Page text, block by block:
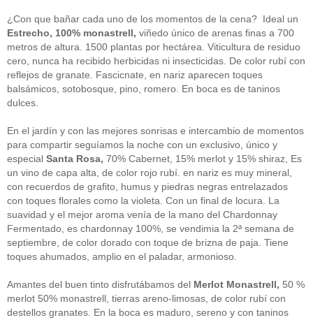
Guipuzcoa
(2)
(1)
Joan Roca(2)
libros (2)
Madrid(4)
mejores-productos (3)
México(1)
Murcia
quesos(3)
Restaurantes
rutas de tapas
(2)
Setas(1)
Sin categoría(348)
solidaridad(1)
tapas (2)
" ALT="RSS" /> SUSCRÍBETE
RSS - Entradas
ADMINISTRAR
Acceder
¿Con que bañar cada uno de los momentos de la cena? Ideal un
Estrecho, 100% monastrell, viñedo único de arenas finas a 700
metros de altura. 1500 plantas por hectárea. Viticultura de residuo
cero, nunca ha recibido herbicidas ni insecticidas. De color rubí con
reflejos de granate. Fascicnate, en nariz aparecen toques
balsámicos, sotobosque, pino, romero. En boca es de taninos
dulces.
En el jardín y con las mejores sonrisas e intercambio de momentos
para compartir seguíamos la noche con un exclusivo, único y
especial Santa Rosa, 70% Cabernet, 15% merlot y 15% shiraz, Es
un vino de capa alta, de color rojo rubí. en nariz es muy mineral,
con recuerdos de grafito, humus y piedras negras entrelazados
con toques florales como la violeta. Con un final de locura. La
suavidad y el mejor aroma venía de la mano del Chardonnay
Fermentado, es chardonnay 100%, se vendimia la 2ª semana de
septiembre, de color dorado con toque de brizna de paja. Tiene
toques ahumados, amplio en el paladar, armonioso.
Amantes del buen tinto disfrutábamos del Merlot Monastrell, 50 %
merlot 50% monastrell, tierras areno-limosas, de color rubí con
destellos granates. En la boca es maduro, sereno y con taninos